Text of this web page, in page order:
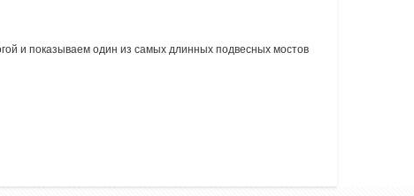
и показываем один из самых длинных подвесных мостов